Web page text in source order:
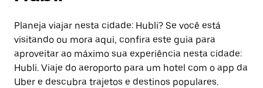
Planeja viajar nesta cidade: Hubli? Se você está
visitando ou mora aqui, confira este guia para
aproveitar ao máximo sua experiência nesta cidade:
Hubli. Viaje do aeroporto para um hotel com o app da
Uber e descubra trajetos e destinos populares.